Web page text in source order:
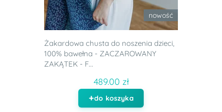
nowość
Żakardowa chusta do noszenia dzieci,
100% bawełna - ZACZAROWANY
ZAKĄTEK - F...
489.00 zł
do koszyka